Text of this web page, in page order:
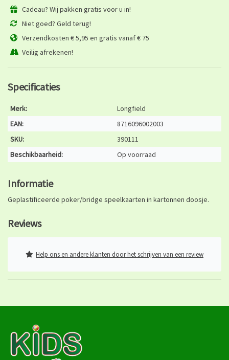
Cadeau? Wij pakken gratis voor u in!
Niet goed? Geld terug!
Verzendkosten € 5,95 en gratis vanaf € 75
Veilig afrekenen!
Specificaties
Merk:
Longfield
EAN:
8716096002003
SKU:
390111
Beschikbaarheid:
Op voorraad
Informatie
Geplastificeerde poker/bridge speelkaarten in kartonnen doosje.
Reviews
Help ons en andere klanten door het schrijven van een review